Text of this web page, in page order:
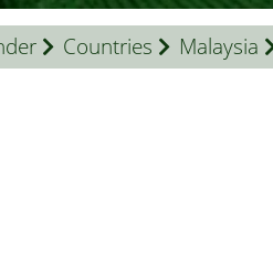
Countries Malaysia